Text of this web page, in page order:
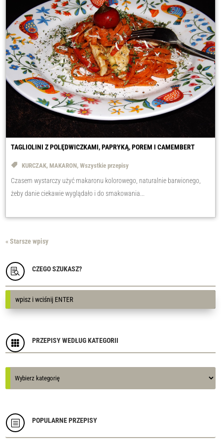
TAGLIOLINI Z POLĘDWICZKAMI, PAPRYKĄ, POREM I CAMEMBERT
KURCZAK,MAKARON,Wszystkie przepisy
Czasem wystarczy użyć makaronu kolorowego, naturalnie barwionego,
żeby danie ciekawie wyglądało i do smakowania...
« Starsze wpisy
 CZEGO SZUKASZ?
 PRZEPISY WEDŁUG KATEGORII
b POPULARNE PRZEPISY